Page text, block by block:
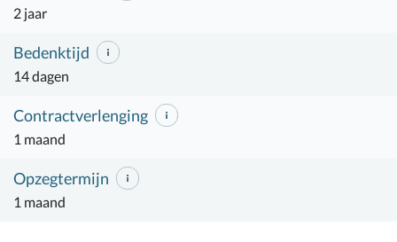
2 jaar
Bedenktijd
14 dagen
Contractverlenging
1 maand
Opzegtermijn
1 maand